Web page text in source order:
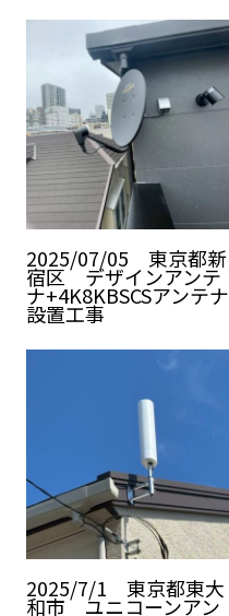
2025/07/05 東京都新
宿区 デザインアンテ
ナ+4K8KBSCSアンテナ
設置工事
2025/7/1 東京都東大
和市 ユニコーンアン